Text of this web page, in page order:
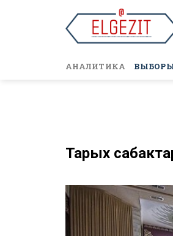
АНАЛИТИКА ВЫБОРЫ
Тарых